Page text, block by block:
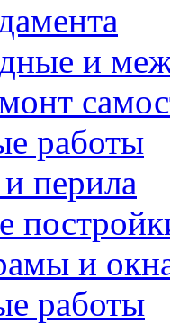
и
работы
перила
и
работы